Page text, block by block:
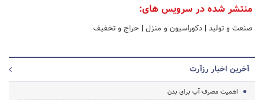
منتشر شده در سرویس های:
صنعت و تولید | دکوراسیون و منزل | حراج و تخفیف
آخرین اخبار رزآرت
اهمیت مصرف آب برای بدن